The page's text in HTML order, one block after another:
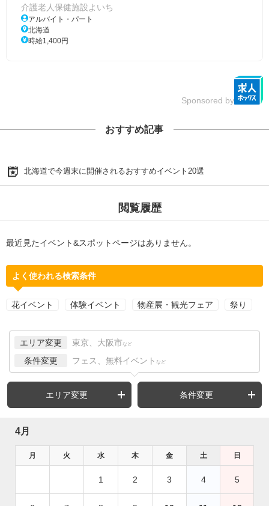
介護老人保健施設よいち
アルバイト・パート
北海道
時給1,400円
Sponsored by
おすすめ記事
北海道で今週末に開催されるおすすめイベント20選
閲覧履歴
最近見たイベント&スポットページはありません。
よく使われる検索条件
花イベント 体験イベント 物産展・観光フェア 祭り
エリア変更 東京、大阪市 など
条件変更 フェス、無料イベント など
エリア変更 条件変更
4月
月 火 水 木 金 土 日
1 2 3 4 5